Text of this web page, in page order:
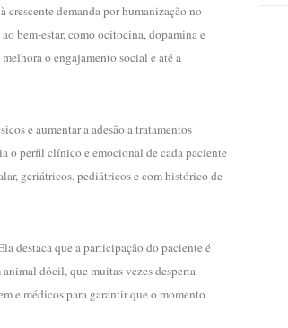
demanda por humanização no
bem-estar, como ocitocina, dopamina e
o engajamento social e até a
e aumentar a adesão a tratamentos
o perfil clínico e emocional de cada paciente
geriátricos, pediátricos e com histórico de
destaca que a participação do paciente é
dócil, que muitas vezes desperta
e médicos para garantir que o momento